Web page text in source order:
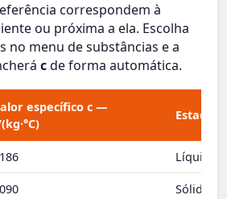
correspondem à
ou próxima a ela. Escolha
no menu de substâncias e a
cde forma automática.
específico c —
Estado
Líquido
Sólido